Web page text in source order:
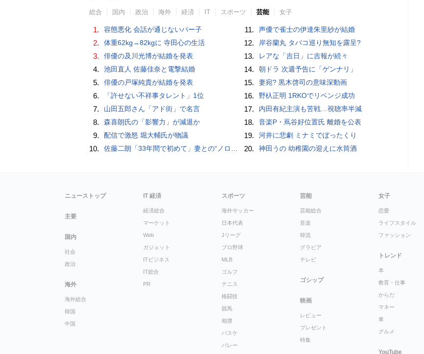
総合 国内 政治 海外 経済 IT スポーツ 芸能 女子
1. 容態悪化 会話が通じないパー子
2. 体重62kg→82kgに 寺田心の生活
3. 俳優の及川光博が結婚を発表
4. 池田直人 佐藤佳奈と電撃結婚
5. 俳優の戸塚純貴が結婚を発表
6. 「許せない不祥事タレント」1位
7. 山田五郎さん「アド街」で名言
8. 森喜朗氏の「影響力」が減退か
9. 配信で激怒 堀大輔氏が物議
10. 佐藤二朗「33年間で初めて」妻との“ノロケ砲”に反響続々「威力抜群」「奥様かっこいい」
11. 声優で雀士の伊達朱里紗が結婚
12. 岸谷蘭丸 タバコ巡り無知を露呈?
13. レアな「吉日」に吉報が続々
14. 朝ドラ 次週予告に「ゲンナリ」
15. 妻宛? 黒木啓司の意味深動画
16. 野杁正明 1RKOでリベンジ成功
17. 内田有紀主演も苦戦…視聴率半減
18. 音楽P・蔦谷好位置氏 離婚を公表
19. 河井に悲劇 ミナミでぼったくり
20. 神田うの 幼稚園の迎えに水筒酒
ニューストップ
主要
国内
社会
政治
海外
海外総合
韓国
中国
IT 経済
経済総合
マーケット
Web
ガジェット
ITビジネス
IT総合
PR
スポーツ
海外サッカー
日本代表
Jリーグ
プロ野球
MLB
ゴルフ
テニス
格闘技
競馬
相撲
バスケ
バレー
芸能
芸能総合
音楽
韓流
グラビア
テレビ
ゴシップ
映画
レビュー
プレゼント
特集
女子
恋愛
ライフスタイル
ファッション
トレンド
本
教育・仕事
からだ
マネー
車
グルメ
YouTube